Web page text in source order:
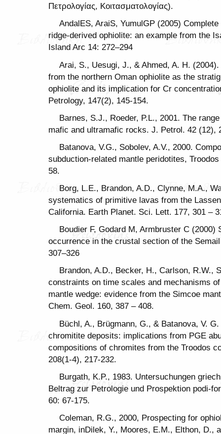
Πετρολογίας, Κοιτασματολογίας).
AndalES, AraiS, YumulGP (2005)
ridge-derived ophiolite: an example from the
Island Arc 14: 272–294
Arai, S., Uesugi, J., & Ahmed, A. H.
from the northern Oman ophiolite as the
ophiolite and its implication for Cr
Petrology, 147(2), 145-154.
Barnes, S.J., Roeder, P.L., 2001. The
mafic and ultramafic rocks. J. Petrol. 42 (12),
Batanova, V.G., Sobolev, A.V., 2000.
subduction-related mantle peridotites,
58.
Borg, L.E., Brandon, A.D., Clynne, M.A.,
systematics of primitive lavas from the
California. Earth Planet. Sci. Lett. 177, 301 –
Boudier F, Godard M, Armbruster C (2000)
occurrence in the crustal section of the
307–326
Brandon, A.D., Becker, H., Carlson, R.W.,
constraints on time scales and mechanisms
mantle wedge: evidence from the Simcoe
Chem. Geol. 160, 387 – 408.
Büchl, A., Brügmann, G., & Batanova, V.
chromitite deposits: implications from PGE
compositions of chromites from the Troodos
208(1-4), 217-232.
Burgath, K.P., 1983. Untersuchungen
Beltrag zur Petrologie und Prospektion podi-
60: 67-175.
Coleman, R.G., 2000, Prospecting for
margin, inDilek, Y., Moores, E.M., Elthon, D.,